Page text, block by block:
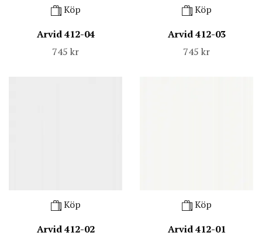
Köp
Arvid 412-04
745 kr
Köp
Arvid 412-03
745 kr
Köp
Arvid 412-02
Köp
Arvid 412-01